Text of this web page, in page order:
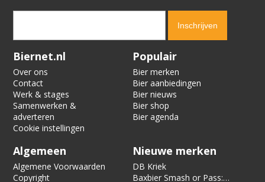
Verification code:
Biernet.nl
Over ons
Contact
Werk & stages
Samenwerken &
adverteren
Cookie instellingen
Populair
Bier merken
Bier aanbiedingen
Bier nieuws
Bier shop
Bier agenda
Algemeen
Algemene Voorwaarden
Copyright
Nieuwe merken
DB Kriek
Baxbier Smash or Pass: